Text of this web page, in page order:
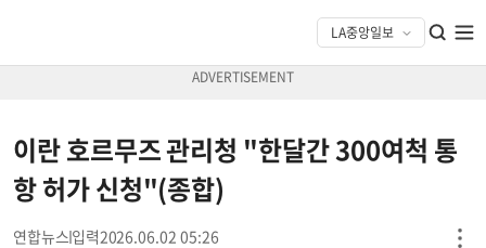
이란 호르무즈 관리청 "한달간 300여척 통
항 허가 신청"(종합)
연합뉴스 2026.06.02 05:26